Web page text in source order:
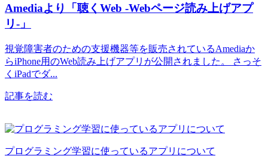
Amediaより「聴くWeb ‐Webページ読み上げアプ
リ‐」
視覚障害者のための支援機器等を販売されているAmediaか
らiPhone用のWeb読み上げアプリが公開されました。 さっそ
くiPadでダ...
記事を読む
プログラミング学習に使っているアプリについて